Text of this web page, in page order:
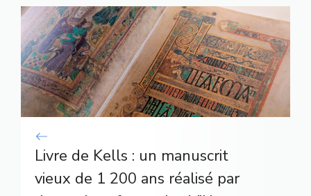
Livre de Kells : un manuscrit
vieux de 1 200 ans réalisé par